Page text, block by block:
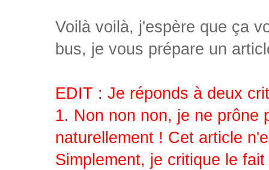
Voilà voilà, j'espère que ça
bus, je vous prépare un
EDIT : Je réponds à deux
1. Non non non, je ne prône
naturellement ! Cet article
Simplement, je critique le